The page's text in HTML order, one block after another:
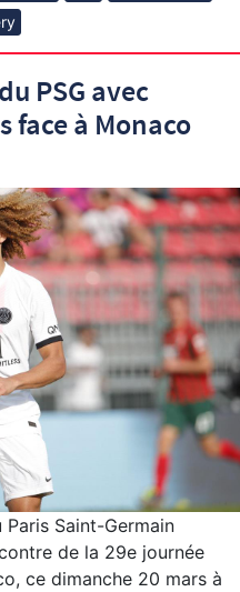
PSG avec
face à Monaco
Saint-Germain
de la 29e journée
ce dimanche 20 mars à